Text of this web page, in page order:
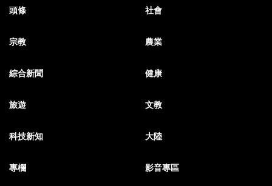
頭條 社會
宗教 農業
綜合新聞 健康
旅遊 文教
科技新知 大陸
專欄 影音專區